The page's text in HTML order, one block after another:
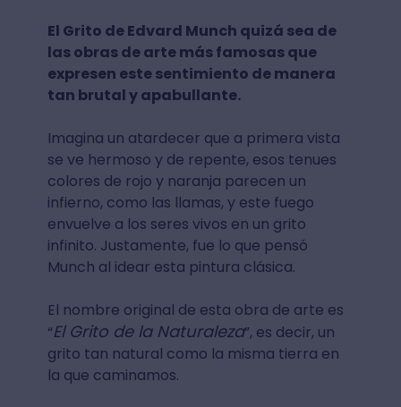
El Grito de Edvard Munch quizá sea de
las obras de arte más famosas que
expresen este sentimiento de manera
tan brutal y apabullante.
Imagina un atardecer que a primera vista
se ve hermoso y de repente, esos tenues
colores de rojo y naranja parecen un
infierno, como las llamas, y este fuego
envuelve a los seres vivos en un grito
infinito. Justamente, fue lo que pensó
Munch al idear esta pintura clásica.
El nombre original de esta obra de arte es
“El Grito de la Naturaleza”, es decir, un
grito tan natural como la misma tierra en
la que caminamos.